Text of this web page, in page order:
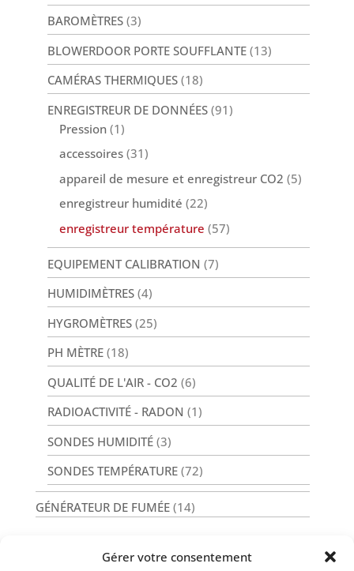
Gérer votre consentement
produit
BAROMÈTRES (3)
BLOWERDOOR PORTE SOUFFLANTE (13)
CAMÉRAS THERMIQUES (18)
ENREGISTREUR DE DONNÉES (91)
Pression (1)
accessoires (31)
appareil de mesure et enregistreur CO2 (5)
enregistreur humidité (22)
enregistreur température (57)
EQUIPEMENT CALIBRATION (7)
HUMIDIMÈTRES (4)
HYGROMÈTRES (25)
PH MÈTRE (18)
QUALITÉ DE L'AIR - CO2 (6)
RADIOACTIVITÉ - RADON (1)
SONDES HUMIDITÉ (3)
SONDES TEMPÉRATURE (72)
GÉNÉRATEUR DE FUMÉE (14)